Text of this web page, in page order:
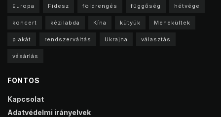
Europa Fidesz földrengés függőség hétvége
koncert kézilabda Kína kütyük Menekültek
plakát rendszerváltás Ukrajna választás
vásárlás
FONTOS
Kapcsolat
Adatvédelmi irányelvek